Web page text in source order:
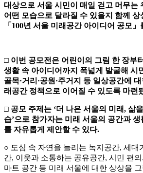
대상으로 서울 시민이
매일 걷고 머무는
어떤 모습으로 달라질 수 있을지 함께 상
「 100년 서울 미래공간 아이 디어 공모 」
□ 이번 공모전은 어린이의 그림 한 장부
생활 속 아이디어까지 폭넓게 발굴해 시
골목·거리 ·공원 ·주거지 등 일상공간에 대
래공간 정책으로 이어질 수 있도록 마련
□ 공모 주제는 ‘더 나은 서울의 미래, 삶
습’으로 참가자는 미래 서울의 공간과 생
를 자유롭게 제안할 수 있다.
○ 도심 속 자연을 늘리는 녹지공간, 세대
간, 이웃과 소통하는 공유공간, 시민 편
마트 공간 등 미래 서울에 대한 상상을